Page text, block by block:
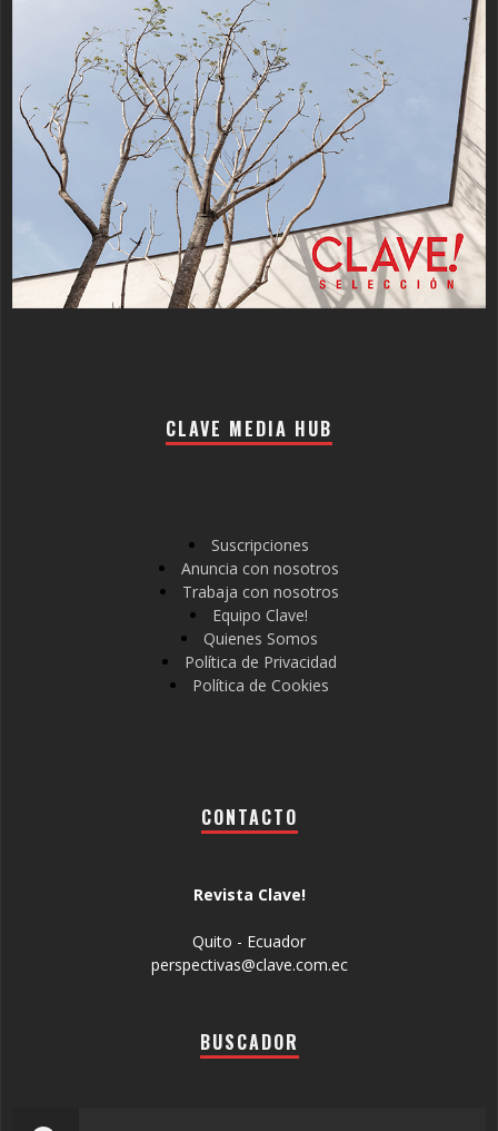
CLAVE MEDIA HUB
Suscripciones
Anuncia con nosotros
Trabaja con nosotros
Equipo Clave!
Quienes Somos
Política de Privacidad
Política de Cookies
CONTACTO
Revista Clave!
Quito - Ecuador
perspectivas@clave.com.ec
BUSCADOR